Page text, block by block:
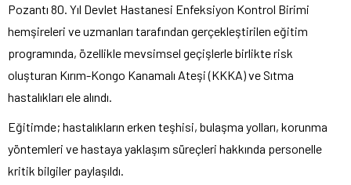
Pozantı 80. Yıl Devlet Hastanesi Enfeksiyon Kontrol Birimi
hemşireleri ve uzmanları tarafından gerçekleştirilen eğitim
programında, özellikle mevsimsel geçişlerle birlikte risk
oluşturan Kırım-Kongo Kanamalı Ateşi (KKKA) ve Sıtma
hastalıkları ele alındı.
Eğitimde; hastalıkların erken teşhisi, bulaşma yolları, korunma
yöntemleri ve hastaya yaklaşım süreçleri hakkında personelle
kritik bilgiler paylaşıldı.